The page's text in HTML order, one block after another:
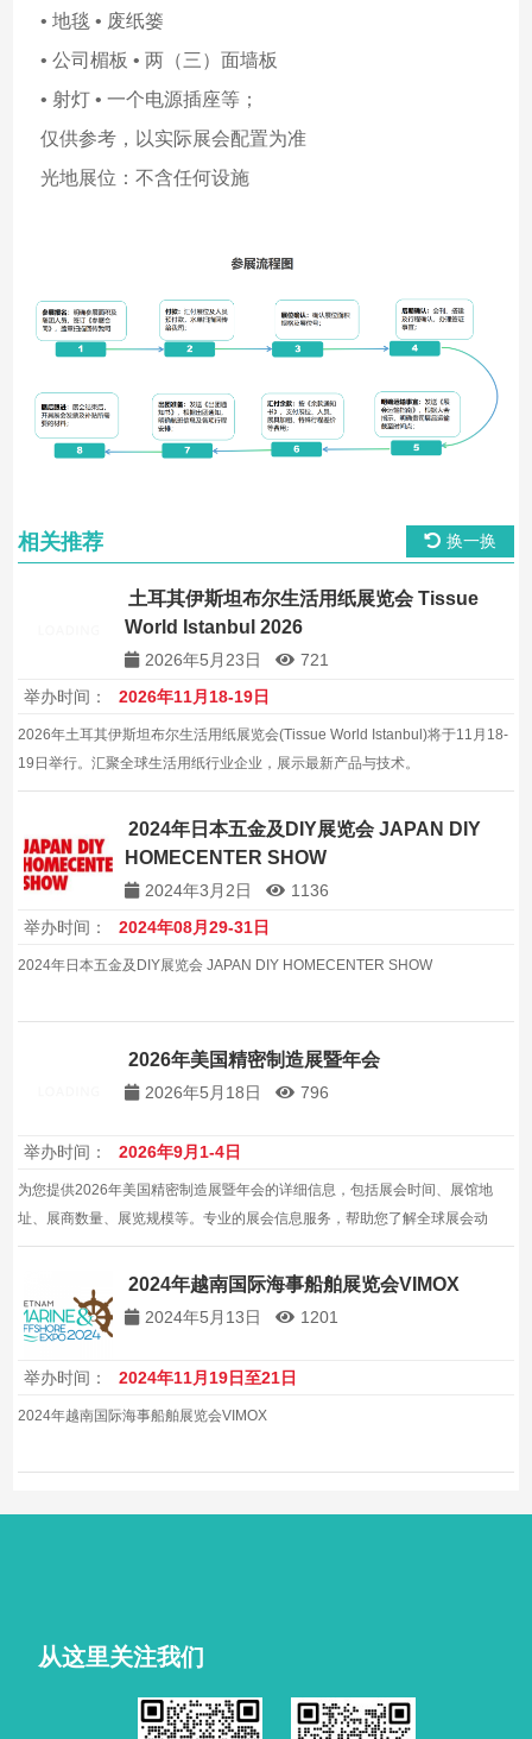
• 地毯 • 废纸篓
• 公司楣板 • 两（三）面墙板
• 射灯 • 一个电源插座等；
仅供参考，以实际展会配置为准
光地展位：不含任何设施
相关推荐 换一换
土耳其伊斯坦布尔生活用纸展览会 Tissue
World Istanbul 2026
2026年5月23日
721
举办时间：
2026年11月18-19日
2026年土耳其伊斯坦布尔生活用纸展览会(Tissue World Istanbul)将于11月18-
19日举行。汇聚全球生活用纸行业企业，展示最新产品与技术。
2024年日本五金及DIY展览会 JAPAN DIY
HOMECENTER SHOW
2024年3月2日
1136
举办时间：
2024年08月29-31日
2024年日本五金及DIY展览会 JAPAN DIY HOMECENTER SHOW
2026年美国精密制造展暨年会
2026年5月18日 796
举办时间： 2026年9月1-4日
为您提供2026年美国精密制造展暨年会的详细信息，包括展会时间、展馆地
址、展商数量、展览规模等。专业的展会信息服务，帮助您了解全球展会动
态。
2024年越南国际海事船舶展览会VIMOX
2024年5月13日 1201
举办时间： 2024年11月19日至21日
2024年越南国际海事船舶展览会VIMOX
从这里关注我们